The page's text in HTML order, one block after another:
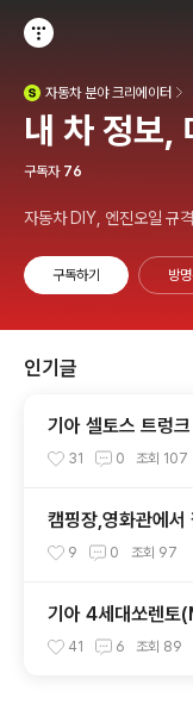
자동차분야 크리에이터
내 차 정보,
구독자 76
자동차 DIY, 엔진오일 규
구독하기 방
인기글
기아 셀토스 트렁
등)31 0 조회 107
캠핑장,영화관에서
는 방법(주간주행등
9 0 조회 97
기아 4세대쏘렌토
터(적재함 크기,길
41 6 조회 89